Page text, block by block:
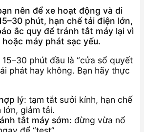
nên để xe hoạt động và di
phút, hạn chế tải điện lớn,
ắc quy để tránh tắt máy lại vì
máy phát sạc yếu.
phút đầu là “cửa sổ quyết
phát hay không. Bạn hãy thực
lý: tạm tắt sưởi kính, hạn chế
lớn, giảm tải.
tắt máy sớm: đừng vừa nổ